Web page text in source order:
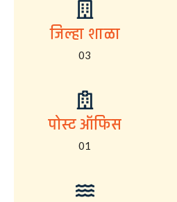
जिल्हा शाळा
03
पोस्ट ऑफिस
01